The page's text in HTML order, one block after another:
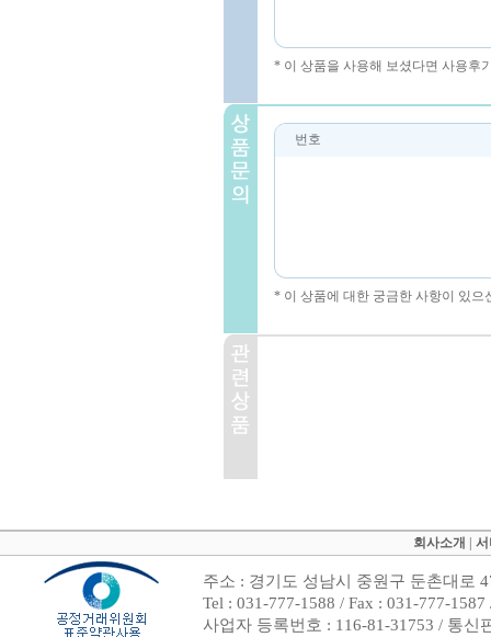
* 이 상품을 사용해 보셨다면 사용후
번호
* 이 상품에 대한 궁금한 사항이 있
회사소개
주소 : 경기도 성남시 중원구 둔촌대로
Tel : 031-777-1588 / Fax : 031-777-
사업자 등록번호 : 116-81-31753 / 통신